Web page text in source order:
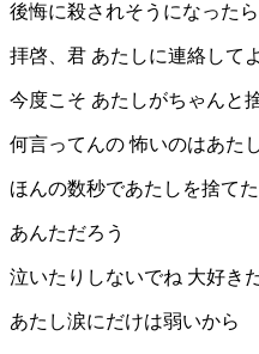
後悔に殺されそうになったら
拝啓、君 あたしに連絡してよ
今度こそ あたしがちゃんと
何言ってんの 怖いのはあた
ほんの数秒であたしを捨てた
あんただろう
泣いたりしないでね 大好き
あたし涙にだけは弱いから